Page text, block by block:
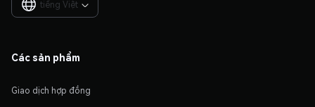
tiếng Việt 
Các sản phẩm
Giao dịch hợp đồng